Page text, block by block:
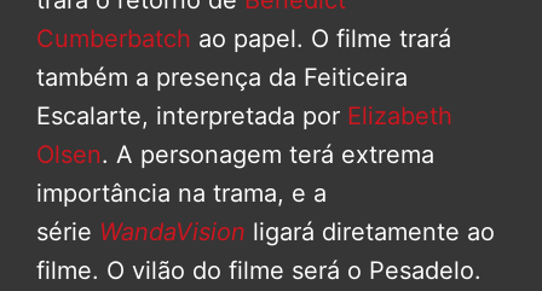
Cumberbatch ao papel. O filme trará
também a presença da Feiticeira
Escalarte, interpretada por Elizabeth
Olsen. A personagem terá extrema
importância na trama, e a
série WandaVision ligará diretamente ao
filme. O vilão do filme será o Pesadelo.